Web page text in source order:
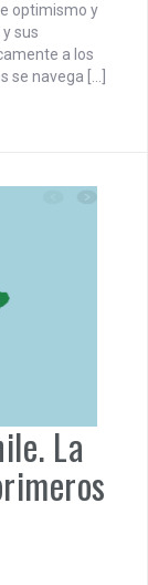
optimismo y
sus
a los
se navega […]
La